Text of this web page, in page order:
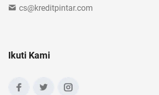
cs@kreditpintar.com
Ikuti Kami